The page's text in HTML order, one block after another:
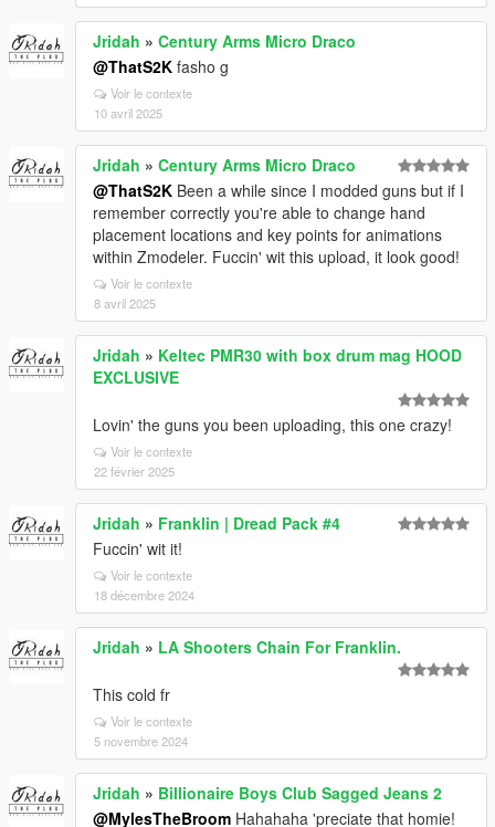
Jridah » Century Arms Micro Draco
@ThatS2K fasho g
Voir le contexte
10 avril 2025
Jridah » Century Arms Micro Draco
@ThatS2K Been a while since I modded guns but if I
remember correctly you're able to change hand
placement locations and key points for animations
within Zmodeler. Fuccin' wit this upload, it look good!
Voir le contexte
8 avril 2025
Jridah » Keltec PMR30 with box drum mag HOOD
EXCLUSIVE
Lovin' the guns you been uploading, this one crazy!
Voir le contexte
22 février 2025
Jridah » Franklin | Dread Pack #4
Fuccin' wit it!
Voir le contexte
18 décembre 2024
Jridah » LA Shooters Chain For Franklin.
This cold fr
Voir le contexte
5 novembre 2024
Jridah » Billionaire Boys Club Sagged Jeans 2
@MylesTheBroom Hahahaha 'preciate that homie!